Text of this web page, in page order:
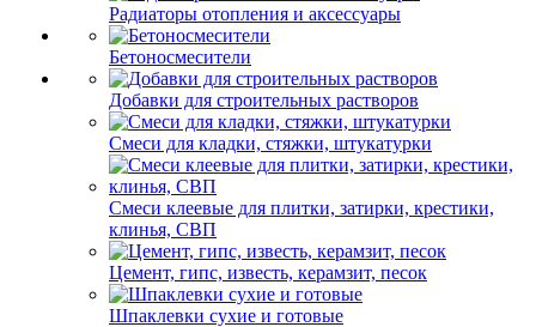
Радиаторы отопления и аксессуары
Бетоносмесители
Добавки для строительных растворов
Смеси для кладки, стяжки, штукатурки
Смеси клеевые для плитки, затирки, крестики,
клинья, СВП
Цемент, гипс, известь, керамзит, песок
Шпаклевки сухие и готовые